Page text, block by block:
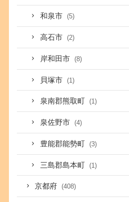
和泉市 (5)
高石市 (2)
岸和田市 (8)
貝塚市 (1)
泉南郡熊取町 (1)
泉佐野市 (4)
豊能郡能勢町 (3)
三島郡島本町 (1)
京都府 (408)